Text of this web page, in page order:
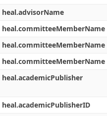
heal.advisorName
heal.committeeMemberName
heal.committeeMemberName
heal.committeeMemberName
heal.academicPublisher
heal.academicPublisherID